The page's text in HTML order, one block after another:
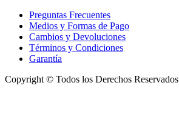
Preguntas Frecuentes
Medios y Formas de Pago
Cambios y Devoluciones
Términos y Condiciones
Garantía
Copyright © Todos los Derechos Reservados